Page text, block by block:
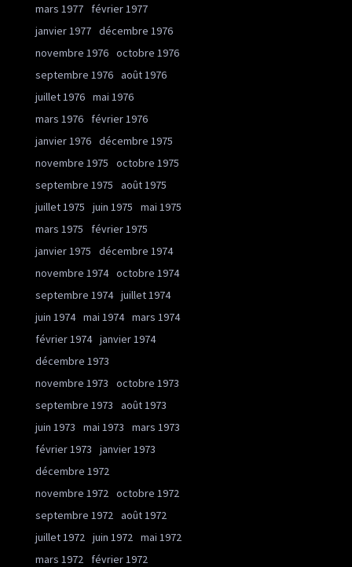
mars 1977
février 1977
janvier 1977 décembre 1976
novembre 1976 octobre 1976
septembre 1976 août 1976
juillet 1976 mai 1976
mars 1976
février 1976
janvier 1976 décembre 1975
novembre 1975
octobre 1975
septembre 1975
août 1975
juillet 1975
juin 1975
mai 1975
mars 1975
février 1975
janvier 1975
décembre 1974
novembre 1974 octobre 1974
septembre 1974 juillet 1974
juin 1974 mai 1974 mars 1974
février 1974 janvier 1974
décembre 1973
novembre 1973
octobre 1973
septembre 1973
août 1973
juin 1973
mai 1973
mars 1973
février 1973
janvier 1973
décembre 1972
novembre 1972 octobre 1972
septembre 1972 août 1972
juillet 1972 juin 1972 mai 1972
mars 1972
février 1972